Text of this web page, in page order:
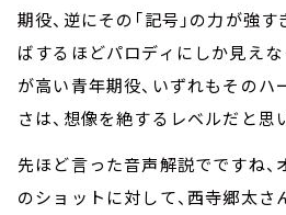
期役、逆にその「記号」の力が強
ばするほどパロディにしか見え
が高い青年期役、いずれもその
さは、想像を絶するレベルだと思い
先ほど言った音声解説でですね、
のショットに対して、西寺郷太さ